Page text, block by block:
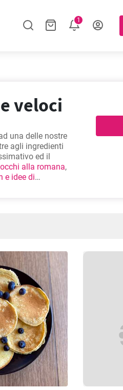
1
veloci
una delle nostre
agli ingredienti
ed il
alla romana,
e idee di